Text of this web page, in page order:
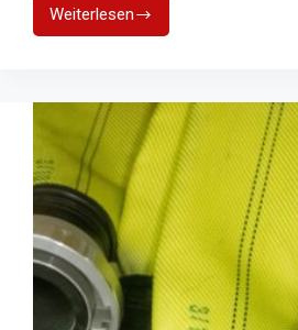
WeiterlesenAutomatisierung
und
„Leitstelle
der
Zukunft“